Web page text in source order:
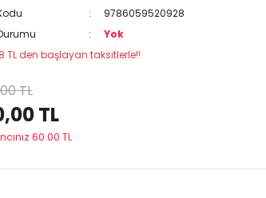
9786059520928
Yok
TL den başlayan taksitlerle!!
TL
TL
60.00 TL